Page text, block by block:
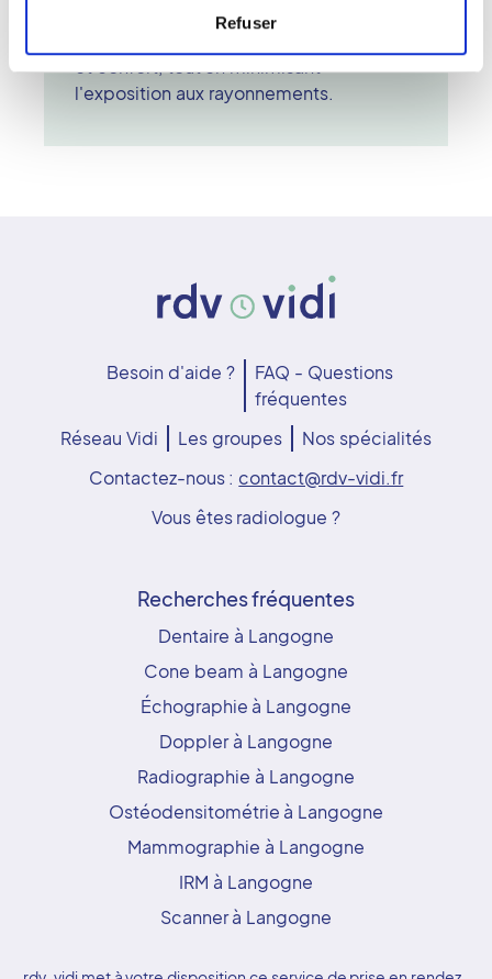
Refuser
ensuite les images pour un diagnostic
et confort, tout en minimisant
l'exposition aux rayonnements.
Besoin d'aide ?
FAQ - Questions
fréquentes
Réseau Vidi
Les groupes
Nos spécialités
Contactez-nous : contact@rdv-vidi.fr
Vous êtes radiologue ?
Recherches fréquentes
Dentaire à Langogne
Cone beam à Langogne
Échographie à Langogne
Doppler à Langogne
Radiographie à Langogne
Ostéodensitométrie à Langogne
Mammographie à Langogne
IRM à Langogne
Scanner à Langogne